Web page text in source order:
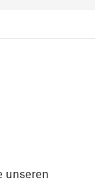
unseren